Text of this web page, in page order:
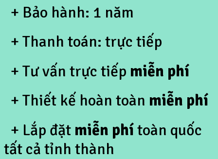
+ Bảo hành: 1 năm
+ Thanh toán: trực tiếp
+ Tư vấn trực tiếp miễn phí
+ Thiết kế hoàn toàn miễn phí
+ Lắp đặt miễn phítoàn quốc
tất cả tỉnh thành